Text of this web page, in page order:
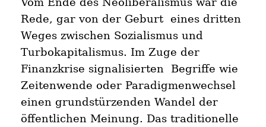
Rede, gar von der Geburt eines dritten
Weges zwischen Sozialismus und
Turbokapitalismus. Im Zuge der
Finanzkrise signalisierten Begriffe wie
Zeitenwende oder Paradigmenwechsel
einen grundstürzenden Wandel der
öffentlichen Meinung. Das traditionelle